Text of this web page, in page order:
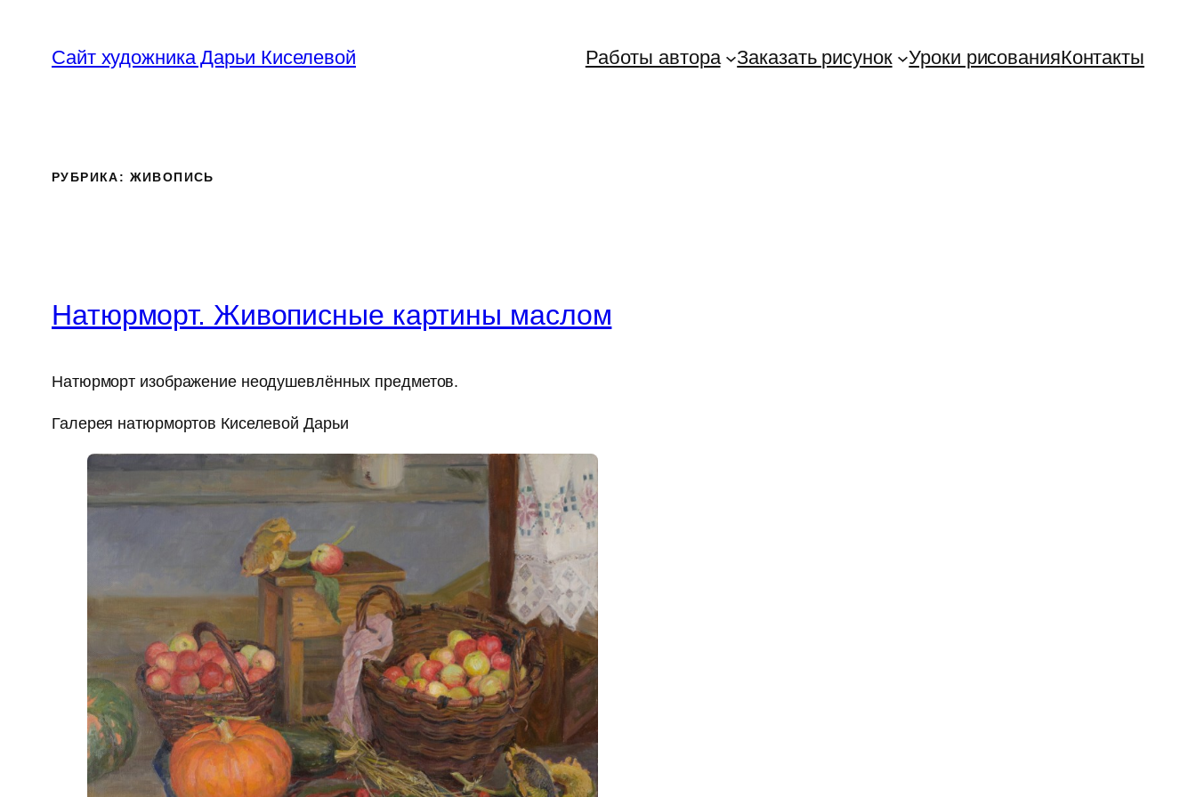
содержимому
Сайт художника Дарьи Киселевой Работы автора Заказать рисунок Уроки рисованияКонтакты
РУБРИКА: ЖИВОПИСЬ
Натюрморт. Живописные картины маслом
Натюрморт изображение неодушевлённых предметов.
Галерея натюрмортов Киселевой Дарьи